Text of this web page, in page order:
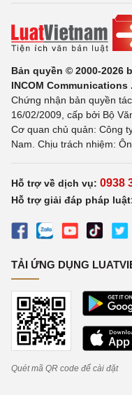
Bản quyền © 2000-2026
INCOM Communications
Chứng nhận bản quyền
16/02/2009, cấp bởi Bộ
Cơ quan chủ quản: Công
Nam. Chịu trách nhiệm:
Hỗ trợ về dịch vụ: 0938
Hỗ trợ giải đáp pháp
TẢI ỨNG DỤNG
Quét mã QR code để cài đặt